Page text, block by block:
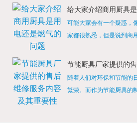
烹饪设备，既能节省空间
给大家介绍商用厨具
可能大家会有一个疑惑，
家都很熟悉，但是说到商
店用的就是商用的吗?还
节能厨具厂家提供的
随着人们对环保和节能的
繁荣。而作为节能厨具的